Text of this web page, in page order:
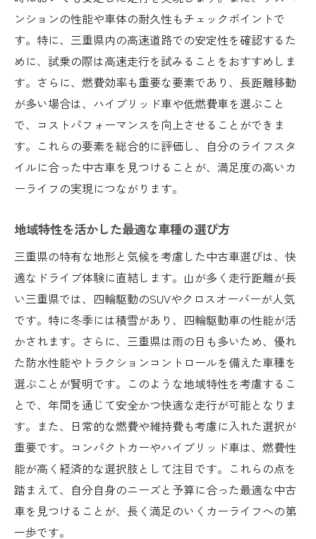
ンションの性能や車体の耐久性もチェックポイントで
す。特に、三重県内の高速道路での安定性を確認するた
めに、試乗の際は高速走行を試みることをおすすめしま
す。さらに、燃費効率も重要な要素であり、長距離移動
が多い場合は、ハイブリッド車や低燃費車を選ぶこと
で、コストパフォーマンスを向上させることができま
す。これらの要素を総合的に評価し、自分のライフスタ
イルに合った中古車を見つけることが、満足度の高いカ
ーライフの実現につながります。
地域特性を活かした最適な車種の選び方
三重県の特有な地形と気候を考慮した中古車選びは、快
適なドライブ体験に直結します。山が多く走行距離が長
い三重県では、四輪駆動のSUVやクロスオーバーが人気
です。特に冬季には積雪があり、四輪駆動車の性能が活
かされます。さらに、三重県は雨の日も多いため、優れ
た防水性能やトラクションコントロールを備えた車種を
選ぶことが賢明です。このような地域特性を考慮するこ
とで、年間を通じて安全かつ快適な走行が可能となりま
す。また、日常的な燃費や維持費も考慮に入れた選択が
重要です。コンパクトカーやハイブリッド車は、燃費性
能が高く経済的な選択肢として注目です。これらの点を
踏まえて、自分自身のニーズと予算に合った最適な中古
車を見つけることが、長く満足のいくカーライフへの第
一歩です。